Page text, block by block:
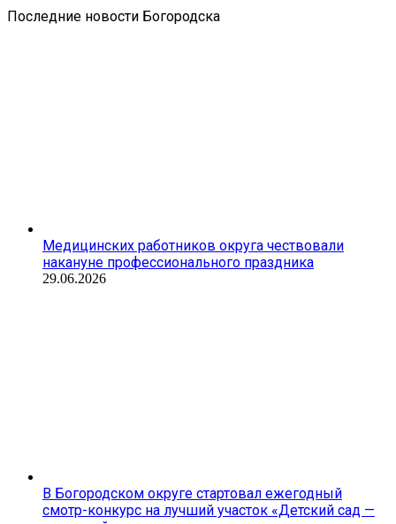
Последние новости Богородска
Медицинских работников округа чествовали
накануне профессионального праздника
29.06.2026
В Богородском округе стартовал ежегодный
смотр-конкурс на лучший участок «Детский сад —